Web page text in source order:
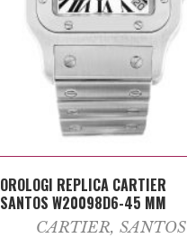
ADD TO CART
OROLOGI REPLICA CARTIER
SANTOS W20098D6-45 MM
CARTIER, SANTOS